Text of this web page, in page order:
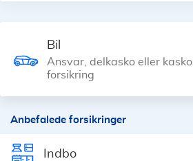
Bil
Ansvar, delkasko eller kasko
forsikring
Anbefalede forsikringer
Indbo